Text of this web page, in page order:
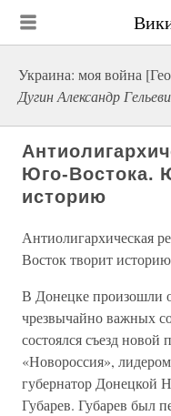
Украина: моя война
Дугин Александр
Юго-Востока.
историю
Антиолигархическая
Восток творит историю
В Донецке произошли
чрезвычайно важных
состоялся съезд новой
«Новороссия»,
губернатор Донецкой
Губарев. Губарев был